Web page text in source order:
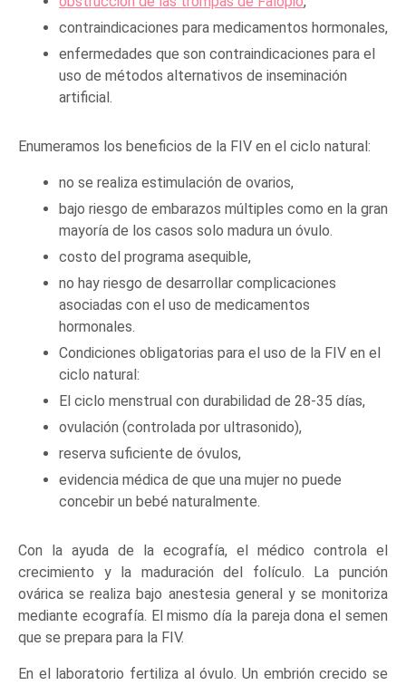
contraindicaciones para medicamentos hormonales,
enfermedades que son contraindicaciones para el
uso de métodos alternativos de inseminación
artificial.
Enumeramos los beneficios de la FIV en el ciclo natural:
no se realiza estimulación de ovarios,
bajo riesgo de embarazos múltiples como en la gran
mayoría de los casos solo madura un óvulo.
costo del programa asequible,
no hay riesgo de desarrollar complicaciones
asociadas con el uso de medicamentos
hormonales.
Condiciones obligatorias para el uso de la FIV en el
ciclo natural:
El ciclo menstrual con durabilidad de 28-35 días,
ovulación (controlada por ultrasonido),
reserva suficiente de óvulos,
evidencia médica de que una mujer no puede
concebir un bebé naturalmente.
Con la ayuda de la ecografía, el médico controla el
crecimiento y la maduración del folículo. La punción
ovárica se realiza bajo anestesia general y se monitoriza
mediante ecografía. El mismo día la pareja dona el semen
que se prepara para la FIV.
En el laboratorio fertiliza al óvulo. Un embrión crecido se